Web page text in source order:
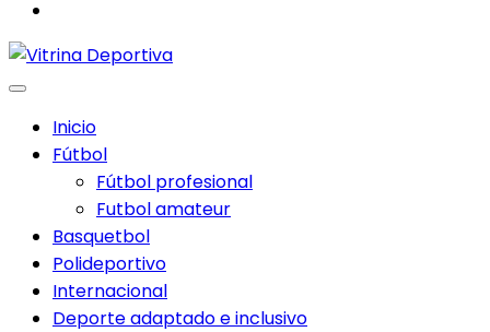
Inicio
Fútbol
Fútbol profesional
Futbol amateur
Basquetbol
Polideportivo
Internacional
Deporte adaptado e inclusivo